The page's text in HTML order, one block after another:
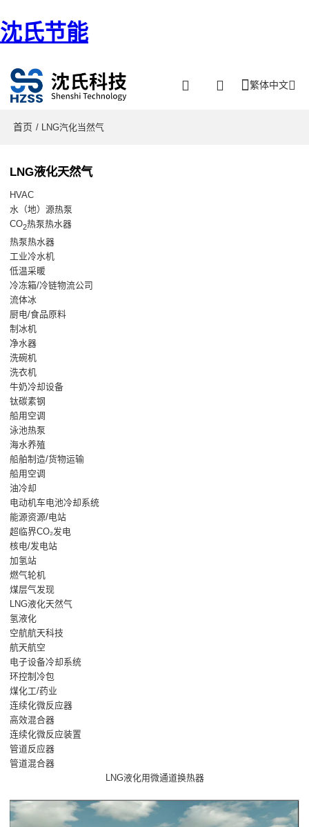
沈氏节能
繁体中文
首页 / LNG汽化当然气
LNG液化天然气
HVAC
水（地）源热泵
CO2热泵热水器
热泵热水器
工业冷水机
低温采暖
冷冻箱/冷链物流公司
流体冰
厨电/食品原料
制冰机
净水器
洗碗机
洗衣机
牛奶冷却设备
钛碳素钢
船用空调
泳池热泵
海水养殖
船舶制造/货物运输
船用空调
油冷却
电动机车电池冷却系统
能源资源/电站
超临界CO₂发电
核电/发电站
加氢站
燃气轮机
煤层气发现
LNG液化天然气
氢液化
空航航天科技
航天航空
电子设备冷却系统
环控制冷包
煤化工/药业
连续化微反应器
高效混合器
连续化微反应装置
管道反应器
管道混合器
LNG液化用微通道换热器